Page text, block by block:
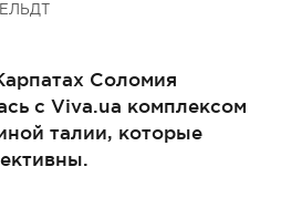
Соломия
с Viva.ua комплексом
талии, которые